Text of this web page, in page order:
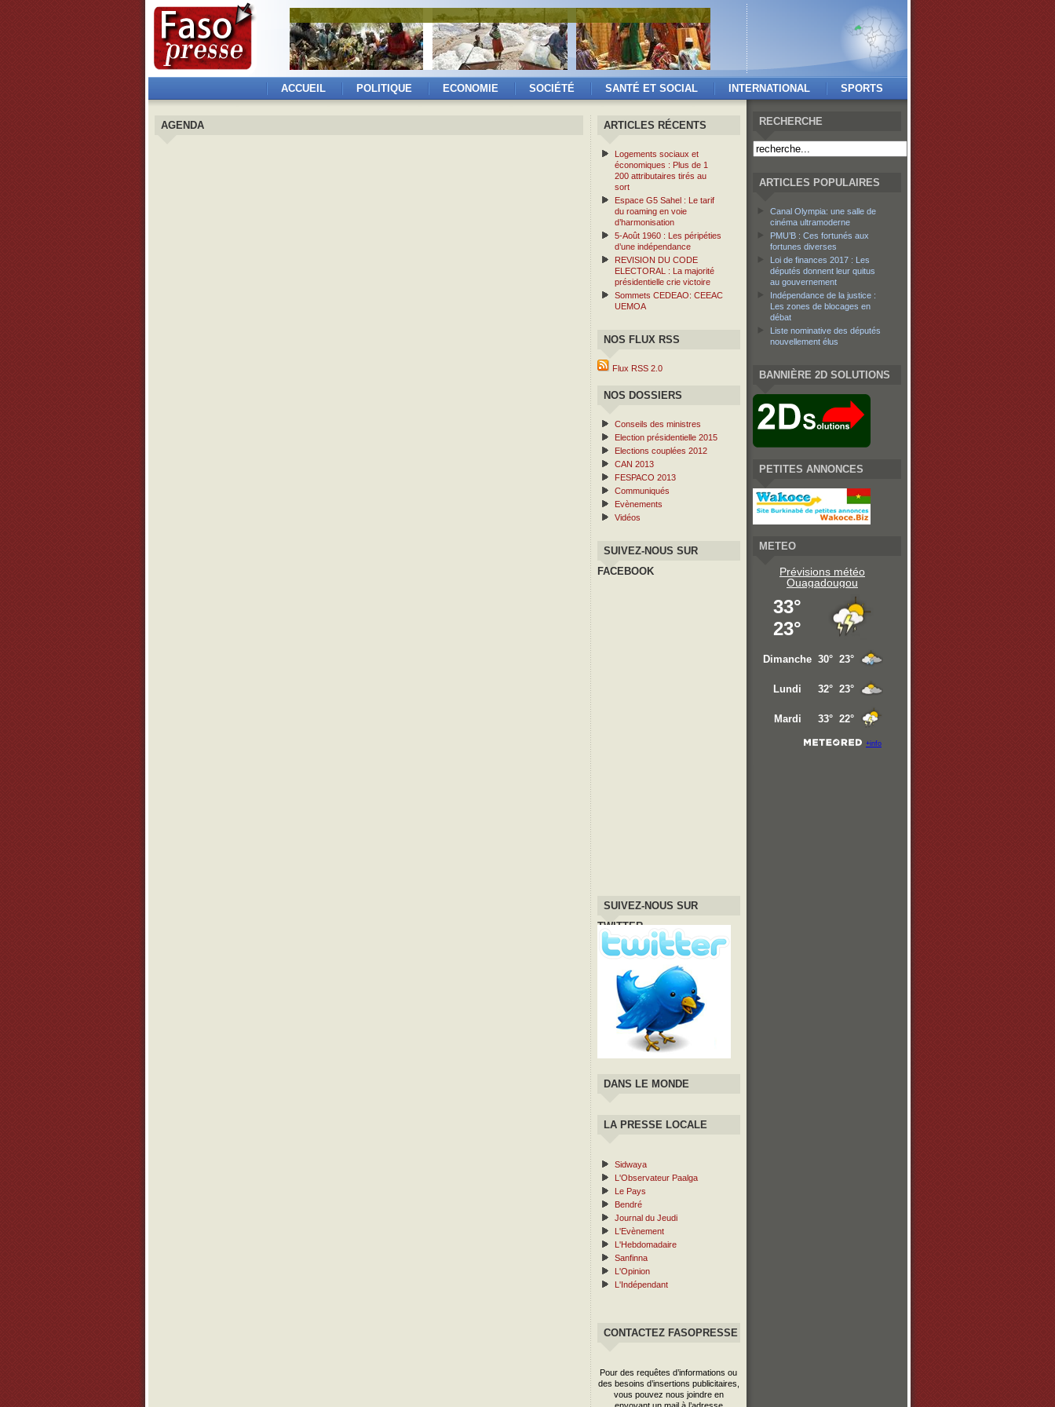
ACCUEIL POLITIQUE ECONOMIE SOCIÉTÉ SANTÉ ET SOCIAL INTERNATIONAL SPORTS
AGENDA ARTICLES RÉCENTS
Logements sociaux et
économiques : Plus de 1
200 attributaires tirés au
sort
Espace G5 Sahel : Le tarif
du roaming en voie
d’harmonisation
5-Août 1960 : Les péripéties
d’une indépendance
REVISION DU CODE
ELECTORAL : La majorité
présidentielle crie victoire
Sommets CEDEAO: CEEAC
UEMOA
NOS FLUX RSS
Flux RSS 2.0
NOS DOSSIERS
Conseils des ministres
Election présidentielle 2015
Elections couplées 2012
CAN 2013
FESPACO 2013
Communiqués
Evènements
Vidéos
SUIVEZ-NOUS SUR
FACEBOOK
SUIVEZ-NOUS SUR
TWITTER
DANS LE MONDE
LA PRESSE LOCALE
Sidwaya
L'Observateur Paalga
Le Pays
Bendré
Journal du Jeudi
L'Evènement
L'Hebdomadaire
Sanfinna
L'Opinion
L'Indépendant
CONTACTEZ FASOPRESSE
Pour des requêtes d’informations ou
des besoins d’insertions publicitaires,
vous pouvez nous joindre en
RECHERCHE
ARTICLES POPULAIRES
Canal Olympia: une salle de
cinéma ultramoderne
PMU’B : Ces fortunés aux
fortunes diverses
Loi de finances 2017 : Les
députés donnent leur quitus
au gouvernement
Indépendance de la justice :
Les zones de blocages en
débat
Liste nominative des députés
nouvellement élus
BANNIÈRE 2D SOLUTIONS
PETITES ANNONCES
METEO
Prévisions météo
Ouagadougou